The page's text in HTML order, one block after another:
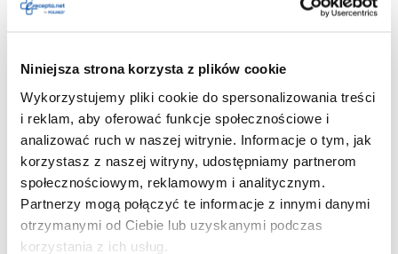
Niniejsza strona korzysta z plików cookie
Wykorzystujemy pliki cookie do spersonalizowania treści
i reklam, aby oferować funkcje społecznościowe i
analizować ruch w naszej witrynie. Informacje o tym, jak
korzystasz z naszej witryny, udostępniamy partnerom
społecznościowym, reklamowym i analitycznym.
Partnerzy mogą połączyć te informacje z innymi danymi
otrzymanymi od Ciebie lub uzyskanymi podczas
korzystania z ich usług.
specjalistyczną ścieżkę farmakologiczną.
preparaty antybakteryjne, np. popularną i łatwo dostępną w
aptece maść cynkową. Pielęgnacja cery trądzikowej to
również delikatne złuszczanie martwego naskórka za
pomocą peelingu. Wybór produktów złuszczających jest
bardzo duży, jednak sugerujemy, by w przypadku zmian
skórnych objętych stanem zapalnym, wybierać spośród
preparatów enzymatycznych, czyli bez drobinek
mechanicznie ścierających. Te, choć są bardziej skuteczne,
a efekt szybszy, to mogą przyczynić się do podrażnienia,
rozniesienia zmian i nadkażenia zmian trądzikowych.